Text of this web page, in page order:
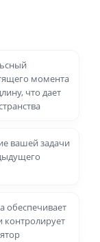
момента
что дает
вашей задачи
обеспечивает
контролирует